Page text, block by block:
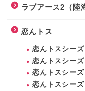
ラブアース2（陸
恋んトス
恋んトスシー
恋んトスシー
恋んトスシー
恋んトスシー